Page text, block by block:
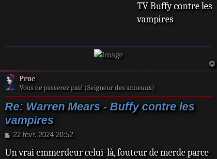
TV Buffy contre les
vampires
Prue
Vous ne passerez pas! (Seigneur des anneaux)
Re: Warren Mears - Buffy contre les
vampires
M
s
22 févr. 2024 20:52
Un vrai emmerdeur celui-là, fouteur de merde parce